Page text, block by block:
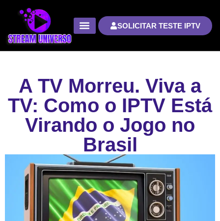
SOLICITAR TESTE IPTV
A TV Morreu. Viva a
TV: Como o IPTV Está
Virando o Jogo no
Brasil